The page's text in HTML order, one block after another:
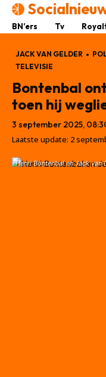
BN’ers Tv
JACK VAN GELDER
TELEVISIE
Bontenbal
toen hij
3 september 2025,
Laatste update: 2
Henri Bontenbal en Jack van